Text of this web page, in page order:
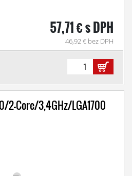
57,71 € s DPH
46,92 € bez DPH
Core/3,4GHz/LGA1700